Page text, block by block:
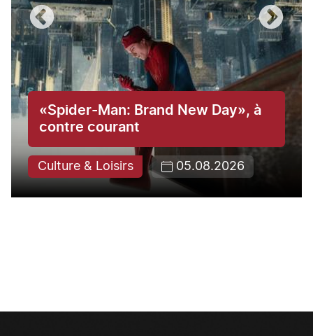
«Spider-Man: Brand New Day», à
contre courant
Culture & Loisirs 05.08.2026